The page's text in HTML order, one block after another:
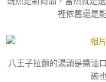
裡依舊還是
八王子拉麵的湯頭是醬油
碗